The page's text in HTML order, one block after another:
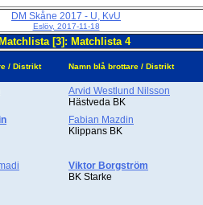
DM Skåne 2017 - U, KvU
Eslöv, 2017-11-18
Matchlista [3]: Matchlista 4
/ Distrikt Namn blå brottare / Distrikt
Arvid Westlund Nilsson
Hästveda BK
Fabian Mazdin
Klippans BK
Viktor Borgström
BK Starke